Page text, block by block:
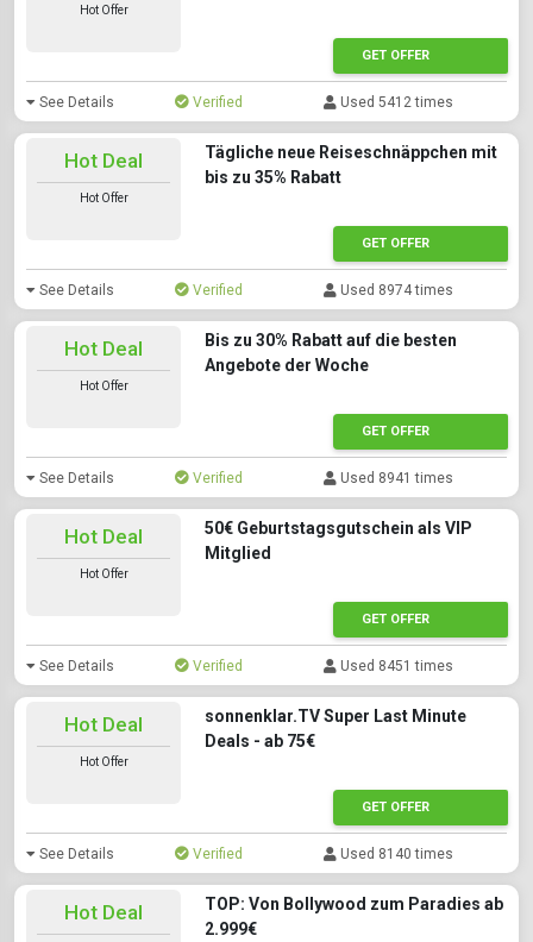
Hot Offer
GET OFFER
See Details Verified Used 5412 times
Hot Deal
Hot Offer
Tägliche neue Reiseschnäppchen mit
bis zu 35% Rabatt
GET OFFER
See Details Verified Used 8974 times
Hot Deal
Hot Offer
Bis zu 30% Rabatt auf die besten
Angebote der Woche
GET OFFER
See Details Verified Used 8941 times
Hot Deal
Hot Offer
50€ Geburtstagsgutschein als VIP
Mitglied
GET OFFER
See Details Verified Used 8451 times
Hot Deal
Hot Offer
sonnenklar.TV Super Last Minute
Deals - ab 75€
GET OFFER
See Details Verified Used 8140 times
Hot Deal
TOP: Von Bollywood zum Paradies ab
2.999€